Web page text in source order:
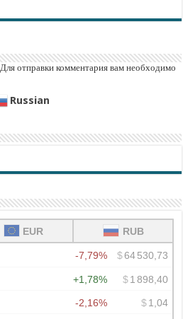
Для отправки комментария вам необходимо
Russian